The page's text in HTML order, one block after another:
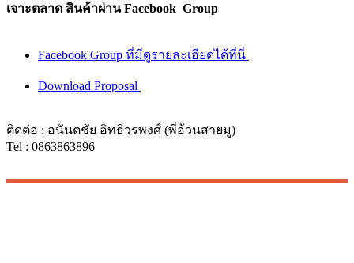
เจาะตลาด สินค้าผ่าน Facebook Group
Facebook Group ที่มีดูรายละเอียดได้ที่นี่
Download Proposal
ติดต่อ : อนันตชัย อิทธิวรพงศ์ (พี่อ้วนสายมู)
Tel : 0863863896